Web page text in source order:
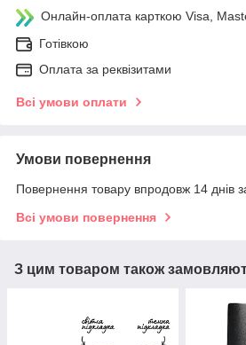
Онлайн-оплата карткою Visa,
Готівкою
Оплата за реквізитами
Всі умови оплати
Умови повернення
Повернення товару впродовж 14 днів
Всі умови повернення
З цим товаром також